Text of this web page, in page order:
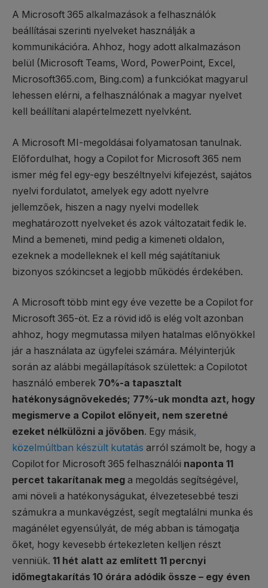
A Microsoft 365 alkalmazások a felhasználók
beállításai szerinti nyelveket használják a
kommunikációra. Ahhoz, hogy adott alkalmazáson
belül (Microsoft Teams, Word, PowerPoint, Excel,
Microsoft365.com, Bing.com) a funkciókat magyarul
lehessen elérni, a felhasználónak a magyar nyelvet
kell beállítani alapértelmezett nyelvként.
A Microsoft MI-megoldásai folyamatosan tanulnak.
Előfordulhat, hogy a Copilot for Microsoft 365 nem
ismer még fel egy-egy beszéltnyelvi kifejezést, sajátos
nyelvi fordulatot, amelyek egy adott nyelvre
jellemzőek, hiszen a nagy nyelvi modellek
meghatározott nyelveket és azok változatait fedik le.
Mind a bemeneti, mind pedig a kimeneti oldalon,
ezeknek a modelleknek el kell még sajátítaniuk
bizonyos szókincset a legjobb működés érdekében.
A Microsoft több mint egy éve vezette be a Copilot for
Microsoft 365-öt. Ez a rövid idő is elég volt azonban
ahhoz, hogy megmutassa milyen hatalmas előnyökkel
jár a használata az ügyfelei számára. Mélyinterjúk
során az alábbi megállapítások születtek: a Copilotot
használó emberek 70%-a tapasztalt
hatékonyságnövekedés; 77%-uk mondta azt, hogy
megismerve a Copilot előnyeit, nem szeretné
ezeket nélkülözni a jövőben. Egy másik,
közelmúltban készült kutatás arról számolt be, hogy a
Copilot for Microsoft 365 felhasználói naponta 11
percet takarítanak meg a megoldás segítségével,
ami növeli a hatékonyságukat, élvezetesebbé teszi
számukra a munkavégzést, segít megtalálni munka és
magánélet egyensúlyát, de még abban is támogatja
őket, hogy kevesebb értekezleten kelljen részt
venniük. 11 hét alatt az említett 11 percnyi
időmegtakarítás 10 órára adódik össze – egy éven